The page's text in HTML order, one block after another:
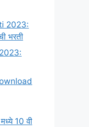
2023:
भरती
10 वी